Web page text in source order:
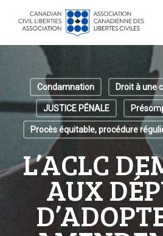
Condamnation Droit à une
JUSTICE PÉNALE
Procès équitable, procédure
L’ACLC
AUX